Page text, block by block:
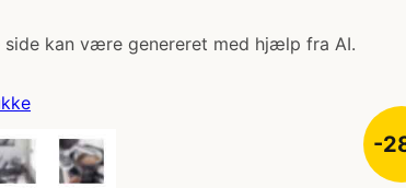
side kan være genereret med hjælp fra AI.
-